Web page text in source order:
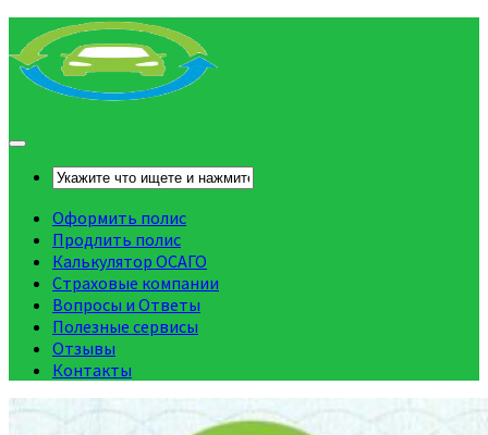
Оформить полис
Продлить полис
Калькулятор ОСАГО
Страховые компании
Вопросы и Ответы
Полезные сервисы
Отзывы
Контакты